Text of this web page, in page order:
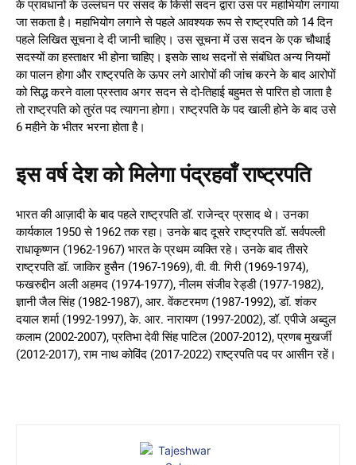
के प्रावधानों के उल्लंघन पर संसद के किसी सदन द्वारा उस पर महाभियोग लगाया
जा सकता है। महाभियोग लगाने से पहले आवश्यक रूप से राष्ट्रपति को 14 दिन
पहले लिखित सूचना दे दी जानी चाहिए। उस सूचना में उस सदन के एक चौथाई
सदस्यों का हस्ताक्षर भी होना चाहिए। इसके साथ सदनों से संबंधित अन्य नियमों
का पालन होगा और राष्ट्रपति के ऊपर लगे आरोपों की जांच करने के बाद आरोपों
को सिद्ध करने वाला प्रस्ताव अगर सदन से दो-तिहाई बहुमत से पारित हो जाता है
तो राष्ट्रपति को तुरंत पद त्यागना होगा। राष्ट्रपति के पद खाली होने के बाद उसे
6 महीने के भीतर भरना होता है।
इस वर्ष देश को मिलेगा पंद्रहवाँ राष्ट्रपति
भारत की आज़ादी के बाद पहले राष्ट्रपति डॉ. राजेन्द्र प्रसाद थे। उनका
कार्यकाल 1950 से 1962 तक रहा। उनके बाद दूसरे राष्ट्रपति डॉ. सर्वपल्ली
राधाकृष्णन (1962-1967) भारत के प्रथम व्यक्ति रहे। उनके बाद तीसरे
राष्ट्रपति डॉ. जाकिर हुसैन (1967-1969), वी. वी. गिरी (1969-1974),
फखरुद्दीन अली अहमद (1974-1977), नीलम संजीव रेड्डी (1977-1982),
ज्ञानी जैल सिंह (1982-1987), आर. वेंकटरमण (1987-1992), डॉ. शंकर
दयाल शर्मा (1992-1997), के. आर. नारायण (1997-2002), डॉ. एपीजे अब्दुल
कलाम (2002-2007), प्रतिभा देवी सिंह पाटिल (2007-2012), प्रणब मुखर्जी
(2012-2017), राम नाथ कोविंद (2017-2022) राष्ट्रपति पद पर आसीन रहें।